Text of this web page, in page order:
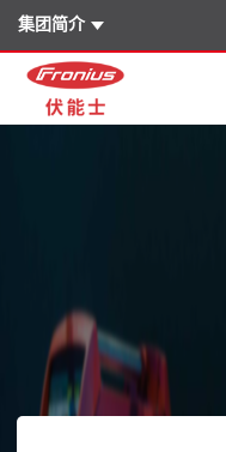
集团简介